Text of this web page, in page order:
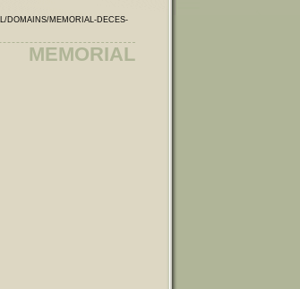
DOMAINS/MEMORIAL-DECES-
MEMORIAL